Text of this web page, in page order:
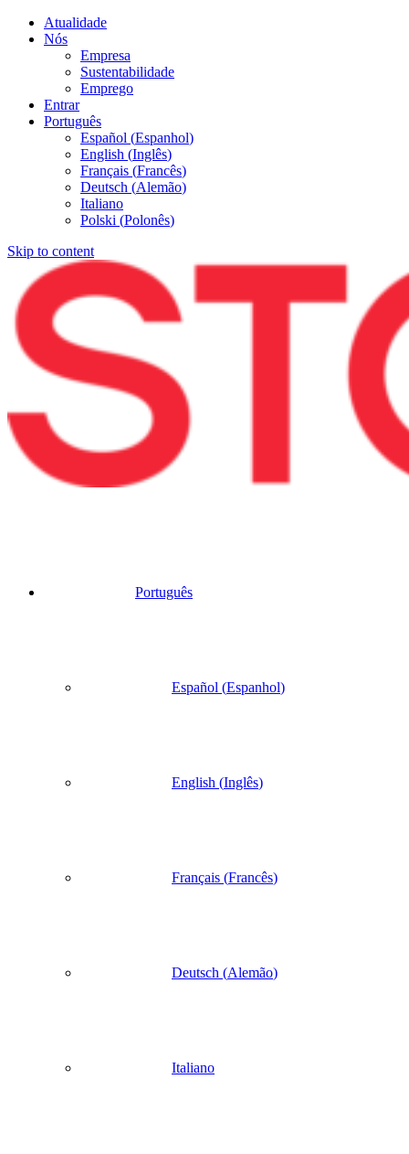
Atualidade
Nós
Empresa
Sustentabilidade
Emprego
Entrar
Português
Español (Espanhol)
English (Inglês)
Français (Francês)
Deutsch (Alemão)
Italiano
Polski (Polonês)
Skip to content
Português
Español (Espanhol)
English (Inglês)
Français (Francês)
Deutsch (Alemão)
Italiano